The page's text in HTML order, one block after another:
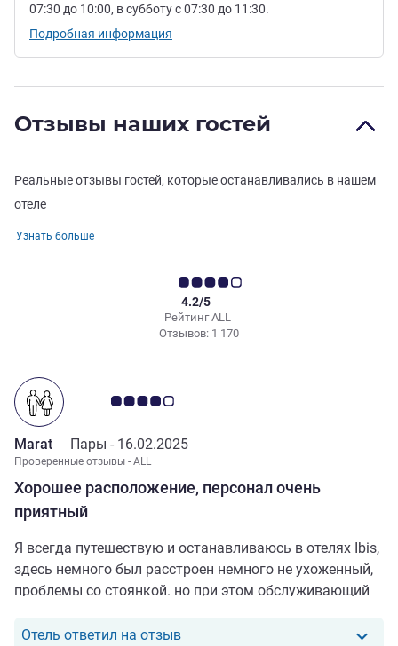
07:30 до 10:00, в субботу с 07:30 до 11:30.
Подробная информация
Отзывы наших гостей
Реальные отзывы гостей, которые останавливались в нашем
отеле
Узнать больше
Рейтинг ALL
4.2/5
Отзывов: 1 170
Хорошее расположение, персонал очень
приятный
Примечание: отзывы клиентов 4.0/5
Marat Пары - 16.02.2025
Проверенные отзывы - ALL
Я всегда путешествую и останавливаюсь в отелях Ibis,
здесь немного был расстроен немного не ухоженный,
проблемы со стоянкой. но при этом обслуживающий
Отель ответил на отзывОтель ответил на отзыв от